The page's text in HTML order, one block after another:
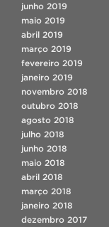
junho 2019
maio 2019
abril 2019
março 2019
fevereiro 2019
janeiro 2019
novembro 2018
outubro 2018
agosto 2018
julho 2018
junho 2018
maio 2018
abril 2018
março 2018
janeiro 2018
dezembro 2017